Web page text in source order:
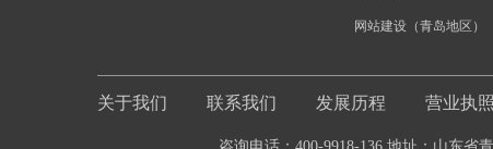
网站建设（青岛地区）
关于我们 联系我们 发展历程 营业执照